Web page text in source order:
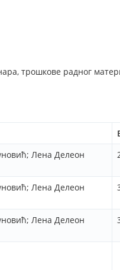
трошкове радног
Лена Делеон
Лена Делеон
Лена Делеон